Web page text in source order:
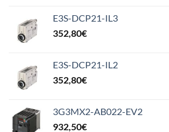
E3S-DCP21-IL3
352,80€
E3S-DCP21-IL2
352,80€
3G3MX2-AB022-EV2
932,50€